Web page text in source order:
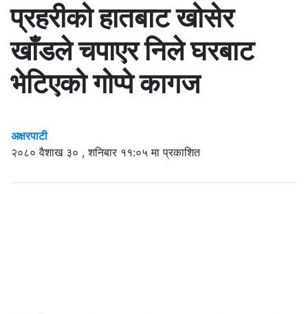
प्रहरीको हातबाट खोसेर
खाँडले चपाएर निले घरबाट
भेटिएको गोप्पे कागज
अक्षरपाटी
२०८० वैशाख ३० , शनिबार ११:०५ मा प्रकाशित